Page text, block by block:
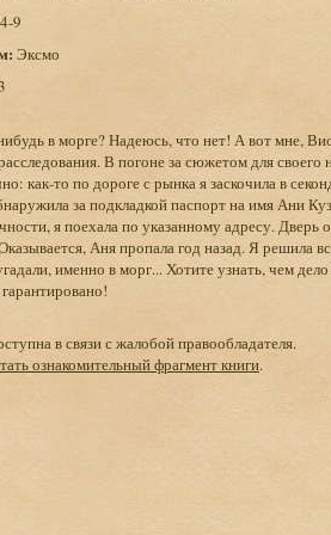
9
Эксмо
в морге? Надеюсь, что нет! А вот мне,
В погоне за сюжетом для своего
как-то по дороге с рынка я заскочила в
за подкладкой паспорт на имя Ани
я поехала по указанному адресу.
Аня пропала год назад. Я решила
именно в морг... Хотите узнать, чем
в связи с жалобой правообладателя.
ознакомительный фрагмент книги.